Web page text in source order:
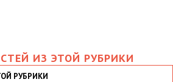
ИЗ ЭТОЙ РУБРИКИ
РУБРИКИ